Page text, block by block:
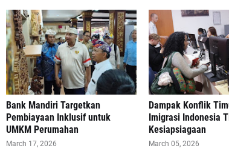
Bank Mandiri Targetkan
Pembiayaan Inklusif untuk
UMKM Perumahan
March 17, 2026
Dampak Konflik
Imigrasi Indonesia
Kesiapsiagaan
March 05, 2026